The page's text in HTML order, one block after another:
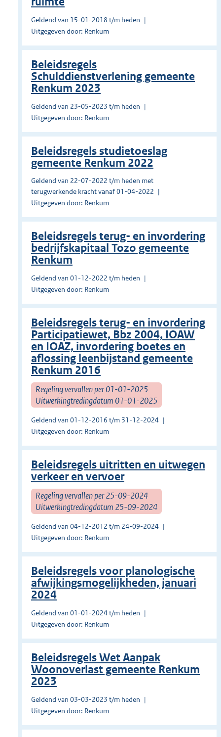
Geldend van 15-01-2018 t/m heden
Uitgegeven door: Renkum
Beleidsregels
Schulddienstverlening gemeente
Renkum 2023
Geldend van 23-05-2023 t/m heden
Uitgegeven door: Renkum
Beleidsregels studietoeslag
gemeente Renkum 2022
Geldend van 22-07-2022 t/m heden met
terugwerkende kracht vanaf 01-04-2022
Uitgegeven door: Renkum
Beleidsregels terug- en invordering
bedrijfskapitaal Tozo gemeente
Renkum
Geldend van 01-12-2022 t/m heden
Uitgegeven door: Renkum
Beleidsregels terug- en invordering
Participatiewet, Bbz 2004, IOAW
en IOAZ, invordering boetes en
aflossing leenbijstand gemeente
Renkum 2016
Regeling vervallen per 01-01-2025
Uitwerkingtredingdatum 01-01-2025
Geldend van 01-12-2016 t/m 31-12-2024
Uitgegeven door: Renkum
Beleidsregels uitritten en uitwegen
verkeer en vervoer
Regeling vervallen per 25-09-2024
Uitwerkingtredingdatum 25-09-2024
Geldend van 04-12-2012 t/m 24-09-2024
Uitgegeven door: Renkum
Beleidsregels voor planologische
afwijkingsmogelijkheden, januari
2024
Geldend van 01-01-2024 t/m heden
Uitgegeven door: Renkum
Beleidsregels Wet Aanpak
Woonoverlast gemeente Renkum
2023
Geldend van 03-03-2023 t/m heden
Uitgegeven door: Renkum